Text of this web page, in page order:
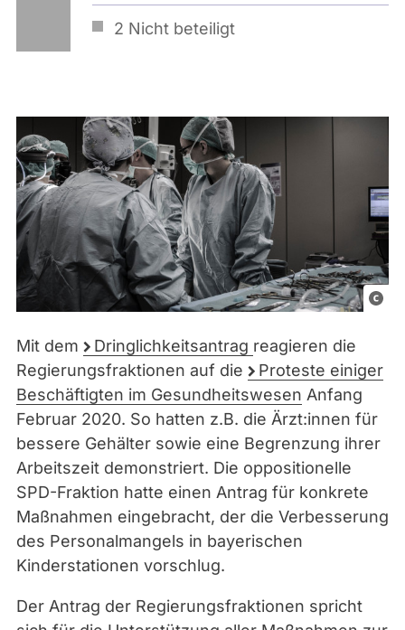
2 Nicht beteiligt
C
Mit dem Dringlichkeitsantrag reagieren die
Regierungsfraktionen auf die
Proteste einiger
Beschäftigten im Gesundheitswesen Anfang
Februar 2020. So hatten z.B. die Ärzt:innen für
bessere Gehälter sowie eine Begrenzung ihrer
Arbeitszeit demonstriert. Die oppositionelle
SPD-Fraktion hatte einen Antrag für konkrete
Maßnahmen eingebracht, der die Verbesserung
des Personalmangels in bayerischen
Kinderstationen vorschlug.
Der Antrag der Regierungsfraktionen spricht